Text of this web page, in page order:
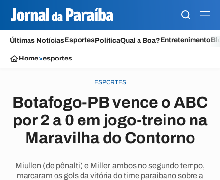
Últimas NotíciasEsportesPolíticaQual a Boa?Entretenimento
Home>esportes
ESPORTES
Botafogo-PB vence o ABC
por 2 a 0 em jogo-treino na
Maravilha do Contorno
Miullen (de pênalti) e Miller, ambos no segundo tempo,
marcaram os gols da vitória do time paraibano sobre a